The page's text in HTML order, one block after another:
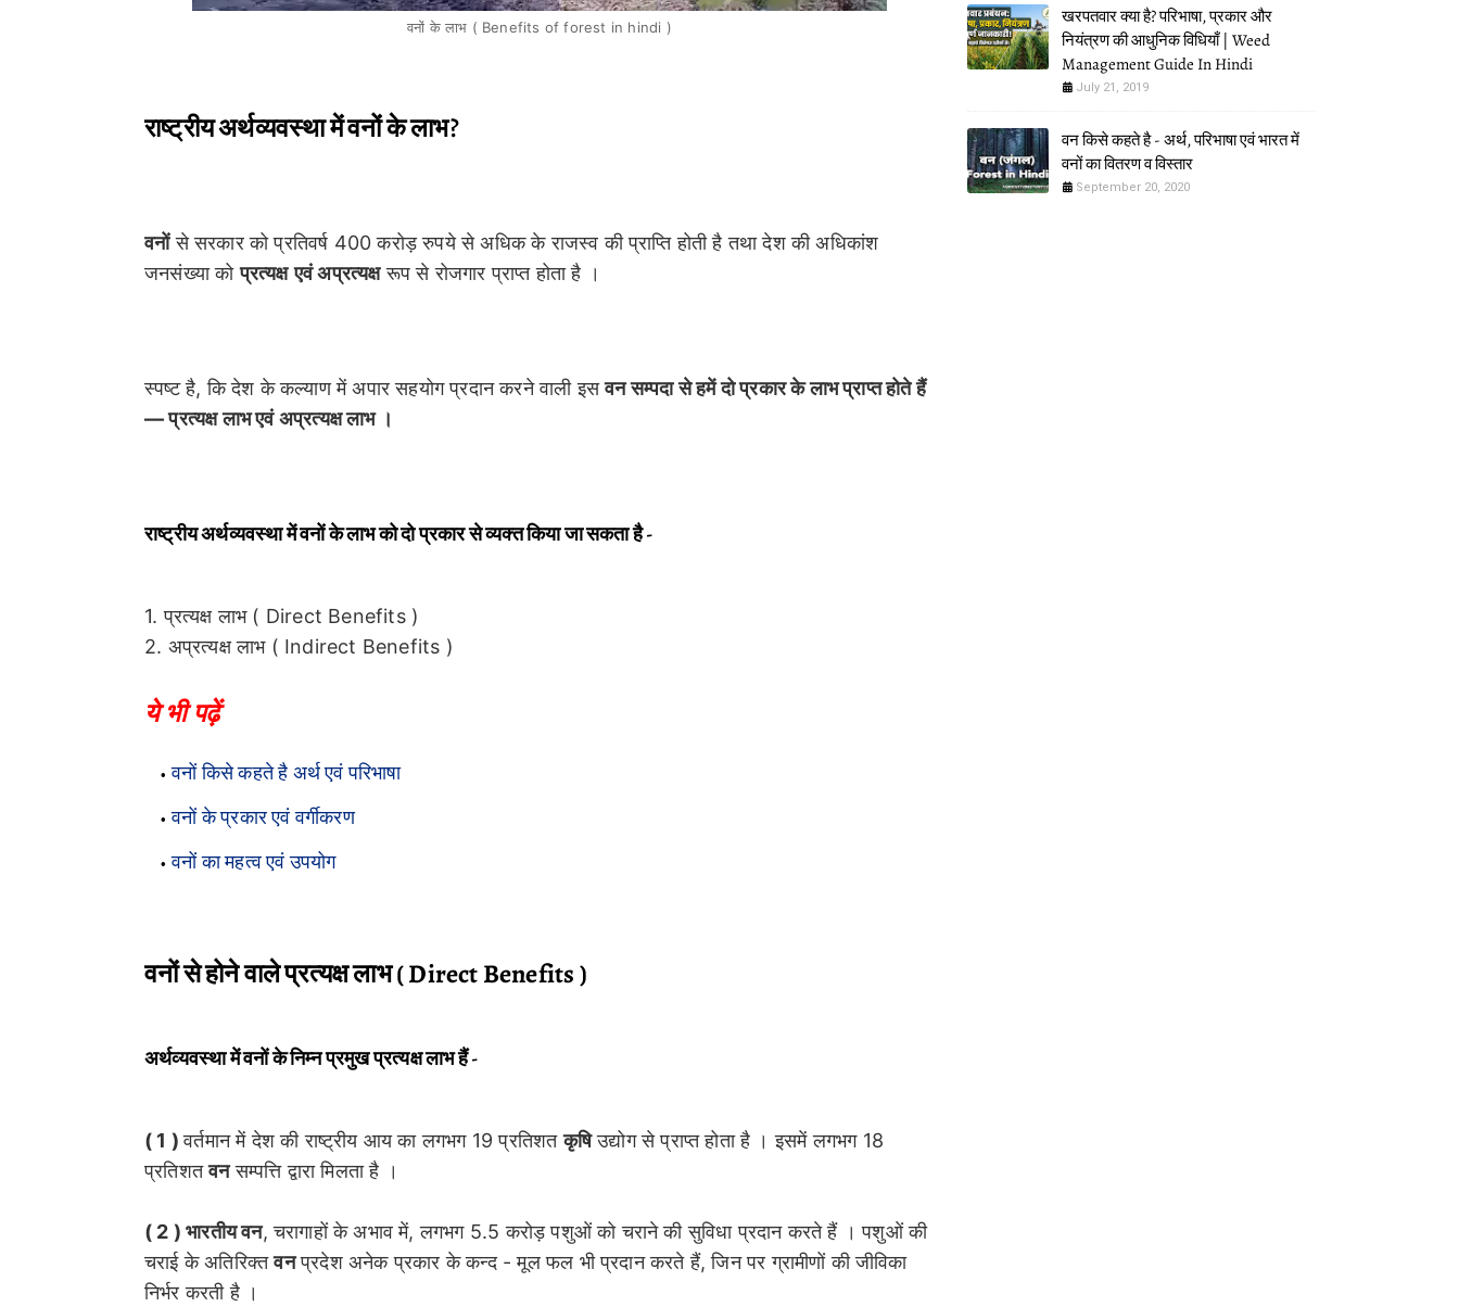
वनों के लाभ ( Benefits of forest in hindi )
राष्ट्रीय अर्थव्यवस्था में वनों के लाभ?
वनोंसे सरकार को प्रतिवर्ष 400 करोड़ रुपये से अधिक के राजस्व की प्राप्ति होती है तथा देश की अधिकांश
जनसंख्या कोप्रत्यक्ष एवं अप्रत्यक्षरूप से रोजगार प्राप्त होता है ।
स्पष्ट है, कि देश के कल्याण में अपार सहयोग प्रदान करने वाली इसवन सम्पदा से हमें दो प्रकार के लाभ प्राप्त होते हैं
— प्रत्यक्ष लाभ एवं अप्रत्यक्ष लाभ ।
राष्ट्रीय अर्थव्यवस्था में वनों के लाभ को दो प्रकार से व्यक्त किया जा सकता है -
1. प्रत्यक्ष लाभ ( Direct Benefits )
2. अप्रत्यक्ष लाभ ( Indirect Benefits )
ये भी पढ़ें
वनों किसे कहते है अर्थ एवं परिभाषा
वनों के प्रकार एवं वर्गीकरण
वनों का महत्व एवं उपयोग
वनों से होने वाले प्रत्यक्ष लाभ ( Direct Benefits )
अर्थव्यवस्था में वनों के निम्न प्रमुख प्रत्यक्ष लाभ हैं -
( 1 )वर्तमान में देश की राष्ट्रीय आय का लगभग 19 प्रतिशतकृषिउद्योग से प्राप्त होता है । इसमें लगभग 18
प्रतिशतवनसम्पत्ति द्वारा मिलता है ।
( 2 ) भारतीय वन, चरागाहों के अभाव में, लगभग 5.5 करोड़ पशुओं को चराने की सुविधा प्रदान करते हैं । पशुओं की
चराई के अतिरिक्तवनप्रदेश अनेक प्रकार के कन्द - मूल फल भी प्रदान करते हैं, जिन पर ग्रामीणों की जीविका
निर्भर करती है ।
खरपतवार क्या है? परिभाषा, प्रकार और
नियंत्रण की आधुनिक विधियाँ | Weed
Management Guide In Hindi
July 21, 2019
वन किसे कहते है - अर्थ, परिभाषा एवं भारत में
वनों का वितरण व विस्तार
September 20, 2020